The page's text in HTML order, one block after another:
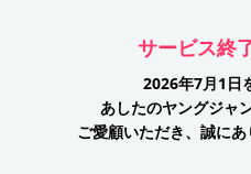
サービス終
2026年7月1日
あしたのヤングジャ
ご愛顧いただき、誠にあ